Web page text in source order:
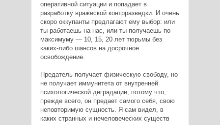
оперативной ситуации и попадает в
разработку вражеской контрразведки. И очень
скоро оккупанты предлагают ему выбор: или
ты работаешь на нас, или ты получаешь по
максимуму — 10, 15, 20 лет тюрьмы без
каких-либо шансов на досрочное
освобождение.
Предатель получает физическую свободу, но
не получает иммунитета от внутренней
психологической деградации, потому что,
прежде всего, он предает самого себя, свою
неповторимую сущность. Я сам видел, в
каких странных и нечеловеческих существ